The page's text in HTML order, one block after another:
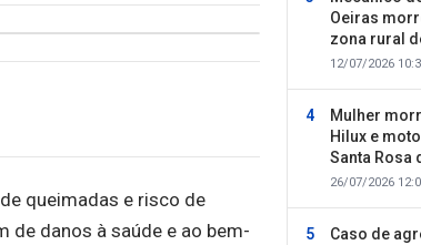
queimadas e risco de
de danos à saúde e ao bem-
Oeiras
zona rural
12/07/2026
Mulher
Hilux e
Santa Rosa
26/07/2026
Caso de